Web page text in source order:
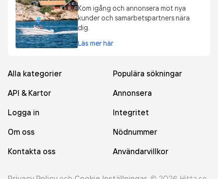
Kom igång och annonsera mot nya
kunder och samarbetspartners nära
dig.
Läs mer här
Alla kategorier
Populära sökningar
API & Kartor
Annonsera
Logga in
Integritet
Om oss
Nödnummer
Kontakta oss
Användarvillkor